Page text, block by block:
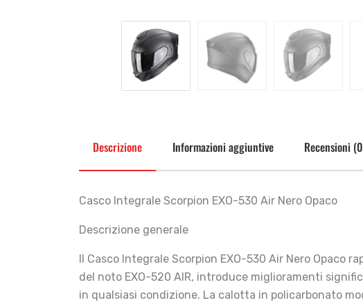
Descrizione Informazioni aggiuntive Recensioni
Casco Integrale Scorpion EXO-530 Air Nero Opaco
Descrizione generale
Il Casco Integrale Scorpion EXO-530 Air Nero Opaco
del noto EXO-520 AIR, introduce miglioramenti
in qualsiasi condizione. La calotta in policarbonato